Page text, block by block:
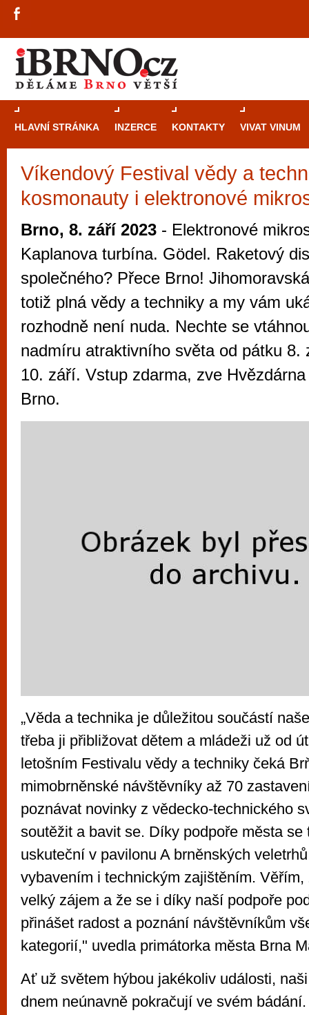
HLAVNÍ STRÁNKA INZERCE KONTAKTY VIVAT VINUM
Víkendový Festival vědy a
kosmonauty i elektronové
Brno, 8. září 2023 - Elektronové
Kaplanova turbína. Gödel. Raketový
společného? Přece Brno!
totiž plná vědy a techniky a my vám
rozhodně není nuda. Nechte se
nadmíru atraktivního světa od pátku 8.
10. září. Vstup zdarma, zve
Brno.
„Věda a technika je důležitou součástí
třeba ji přibližovat dětem a mládeži už od
letošním Festivalu vědy a techniky čeká
mimobrněnské návštěvníky až 70
poznávat novinky z vědecko-technického
soutěžit a bavit se. Díky podpoře města se
uskuteční v pavilonu A brněnských
vybavením i technickým zajištěním. Věřím,
velký zájem a že se i díky naší podpoře
přinášet radost a poznání návštěvníkům
kategorií," uvedla primátorka města Brna
Ať už světem hýbou jakékoliv události,
dnem neúnavně pokračují ve svém
Průvodce
Brně: Od
Brno je
zajímavé
restaurace,
Mimo jiné je ale také místem, kde si
vyzkoušet různé kasinové hry. V
metropoli naleznete širokou nabídku her
po moderní automaty jak pro pravidelné
příležitostné hráče. V...